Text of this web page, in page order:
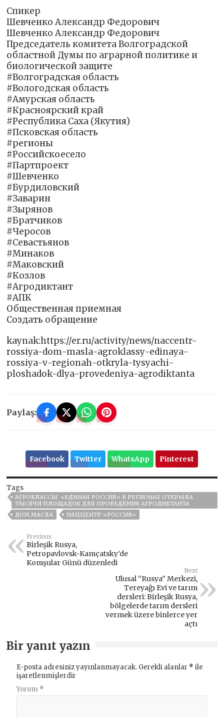
Спикер
Шевченко Александр Федорович
Шевченко Александр Федорович
Председатель комитета Волгоградской
областной Думы по аграрной политике и
биологической защите
#Волгоградская область
#Вологодская область
#Амурская область
#Красноярский край
#Республика Саха (Якутия)
#Псковская область
#регионы
#Российскоесело
#Партпроект
#Шевченко
#Бурдиловский
#Заварин
#Зырянов
#Братчиков
#Черосов
#Севастьянов
#Минаков
#Маковский
#Козлов
#Агродиктант
#АПК
Общественная приемная
Создать обращение
kaynak:https://er.ru/activity/news/naccentr-
rossiya-dom-masla-agroklassy-edinaya-
rossiya-v-regionah-otkryla-tysyachi-
ploshadok-dlya-provedeniya-agrodiktanta
Paylaş:
Facebook Twitter WhatsApp Pinterest
Tags
АГРОКЛАССЫ: «ЕДИНАЯ РОССИЯ» В РЕГИОНАХ ОТКРЫЛА
ТЫСЯЧИ ПЛОЩАДОК ДЛЯ ПРОВЕДЕНИЯ АГРОДИКТАНТА
ДОМ МАСЛА
НАЦЦЕНТР «РОССИЯ»
Previous
Birleşik Rusya,
Petropavlovsk-Kamçatsky’de
Komşular Günü düzenledi
Next
Ulusal “Rusya” Merkezi,
Tereyağı Evi ve tarım
dersleri: Birleşik Rusya,
bölgelerde tarım dersleri
vermek üzere binlerce yer
açtı
Bir yanıt yazın
E-posta adresiniz yayınlanmayacak. Gerekli alanlar * ile
işaretlenmişlerdir
Yorum *